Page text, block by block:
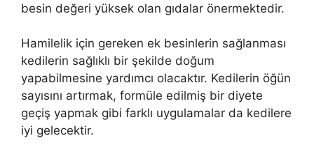
besin değeri yüksek olan gıdalar önermektedir.
Hamilelik için gereken ek besinlerin sağlanması
kedilerin sağlıklı bir şekilde doğum
yapabilmesine yardımcı olacaktır. Kedilerin öğün
sayısını artırmak, formüle edilmiş bir diyete
geçiş yapmak gibi farklı uygulamalar da kedilere
iyi gelecektir.